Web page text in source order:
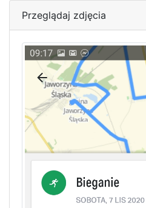
Przeglądaj zdjęcia